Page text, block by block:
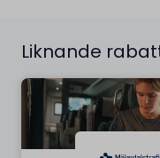
Liknande